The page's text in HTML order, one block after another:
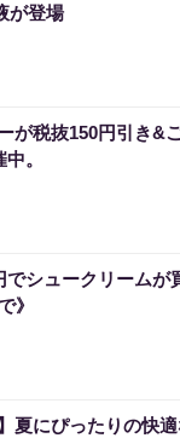
が登場
が税抜150円引き&
。
でシュークリーム
》
夏にぴったりの快